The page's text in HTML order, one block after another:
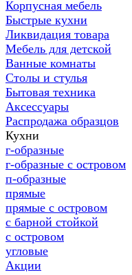
Корпусная мебель
Быстрые кухни
Ликвидация товара
Мебель для детской
Ванные комнаты
Столы и стулья
Бытовая техника
Аксессуары
Распродажа образцов
Кухни
г-образные
г-образные с островом
п-образные
прямые
прямые с островом
с барной стойкой
с островом
угловые
Акции